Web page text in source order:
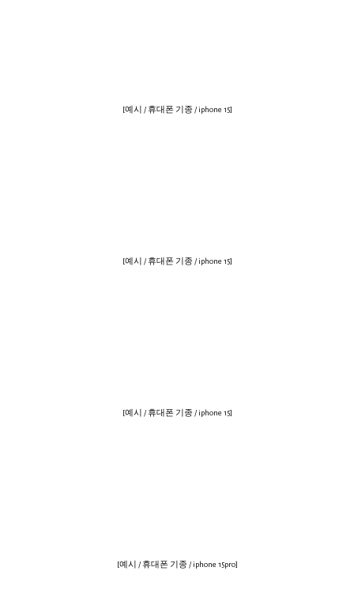
[예시 / 휴대폰 기종 / iphone 15]
[예시 / 휴대폰 기종 / iphone 15]
[예시 / 휴대폰 기종 / iphone 15]
[예시 / 휴대폰 기종 / iphone 15pro]